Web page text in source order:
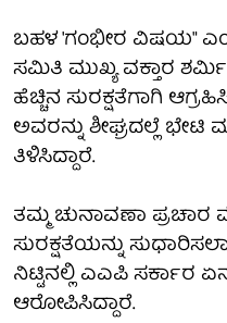
ಬಹಳ 'ಗಂಭೀರ ವಿಷಯ"
ಸಮಿತಿ ಮುಖ್ಯ ವಕ್ತಾರ
ಹೆಚ್ಚಿನ ಸುರಕ್ಷತೆಗಾಗಿ
ಅವರನ್ನು ಶೀಘ್ರದಲ್ಲೆ ಭೇಟಿ
ತಿಳಿಸಿದ್ದಾರೆ.
ತಮ್ಮ ಚುನಾವಣಾ
ಸುರಕ್ಷತೆಯನ್ನು
ನಿಟ್ಟಿನಲ್ಲಿ ಎಎಪಿ ಸರ್ಕಾರ
ಆರೋಪಿಸಿದ್ದಾರೆ.